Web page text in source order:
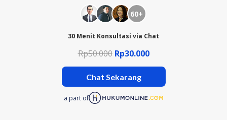
60+
30 Menit Konsultasi via Chat
Rp50.000 Rp30.000
Chat Sekarang
a part of